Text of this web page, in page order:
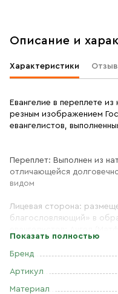
Описание и
Характеристики
Евангелие в переплете
резным изображением
евангелистов,
Переплет: Выполнен из
отличающейся
видом
Лицевая сторона:
благословляющий» в
Орел (Иоанн)
Креста с терновым
предстоящими Ангелами
Показать полностью
Бренд
Артикул
Материал